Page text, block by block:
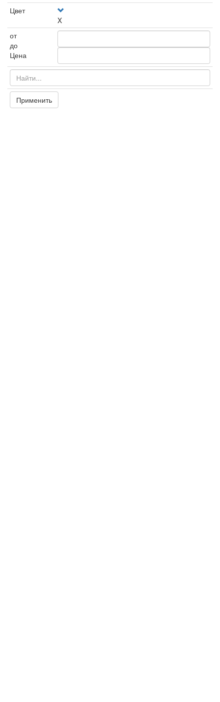
Цвет
X
от
до
Цена
Применить